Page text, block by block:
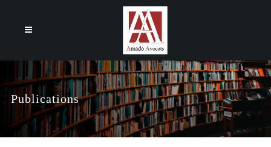
Publications